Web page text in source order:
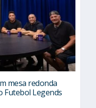
mesa redonda
Futebol Legends